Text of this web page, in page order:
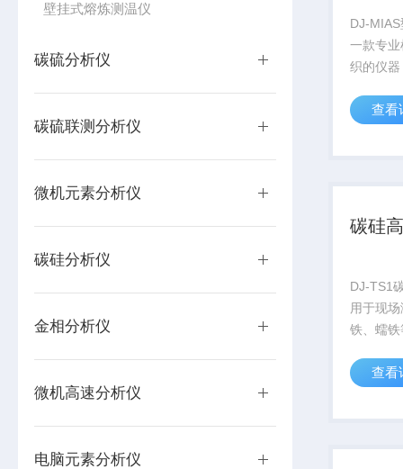
壁挂式熔炼测温仪
碳硫分析仪
碳硫联测分析仪
微机元素分析仪
碳硅分析仪
金相分析仪
微机高速分析仪
电脑元素分析仪
DJ-
一款专
织的仪
体含量
查看
碳硅
DJ-TS1
用于现
铁、蠕
度TM、
查看